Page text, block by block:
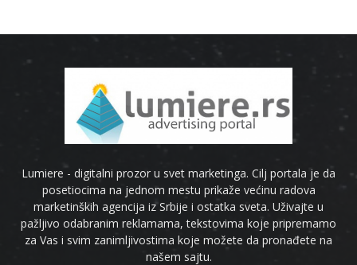
Lumiere - digitalni prozor u svet marketinga. Cilj portala je da
posetiocima na jednom mestu prikaže većinu radova
marketinških agencija iz Srbije i ostatka sveta. Uživajte u
pažljivo odabranim reklamama, tekstovima koje pripremamo
za Vas i svim zanimljivostima koje možete da pronađete na
našem sajtu.